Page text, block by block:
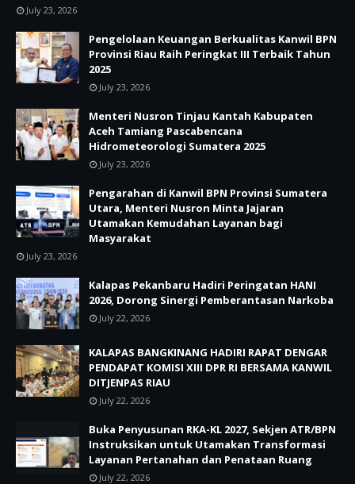
July 23, 2026
Pengelolaan Keuangan Berkualitas Kanwil BPN
Provinsi Riau Raih Peringkat III Terbaik Tahun
2025
July 23, 2026
Menteri Nusron Tinjau Kantah Kabupaten
Aceh Tamiang Pascabencana
Hidrometeorologi Sumatera 2025
July 23, 2026
Pengarahan di Kanwil BPN Provinsi Sumatera
Utara, Menteri Nusron Minta Jajaran
Utamakan Kemudahan Layanan bagi
Masyarakat
July 23, 2026
Kalapas Pekanbaru Hadiri Peringatan HANI
2026, Dorong Sinergi Pemberantasan Narkoba
July 22, 2026
KALAPAS BANGKINANG HADIRI RAPAT DENGAR
PENDAPAT KOMISI XIII DPR RI BERSAMA KANWIL
DITJENPAS RIAU
July 22, 2026
Buka Penyusunan RKA-KL 2027, Sekjen ATR/BPN
Instruksikan untuk Utamakan Transformasi
Layanan Pertanahan dan Penataan Ruang
July 22, 2026